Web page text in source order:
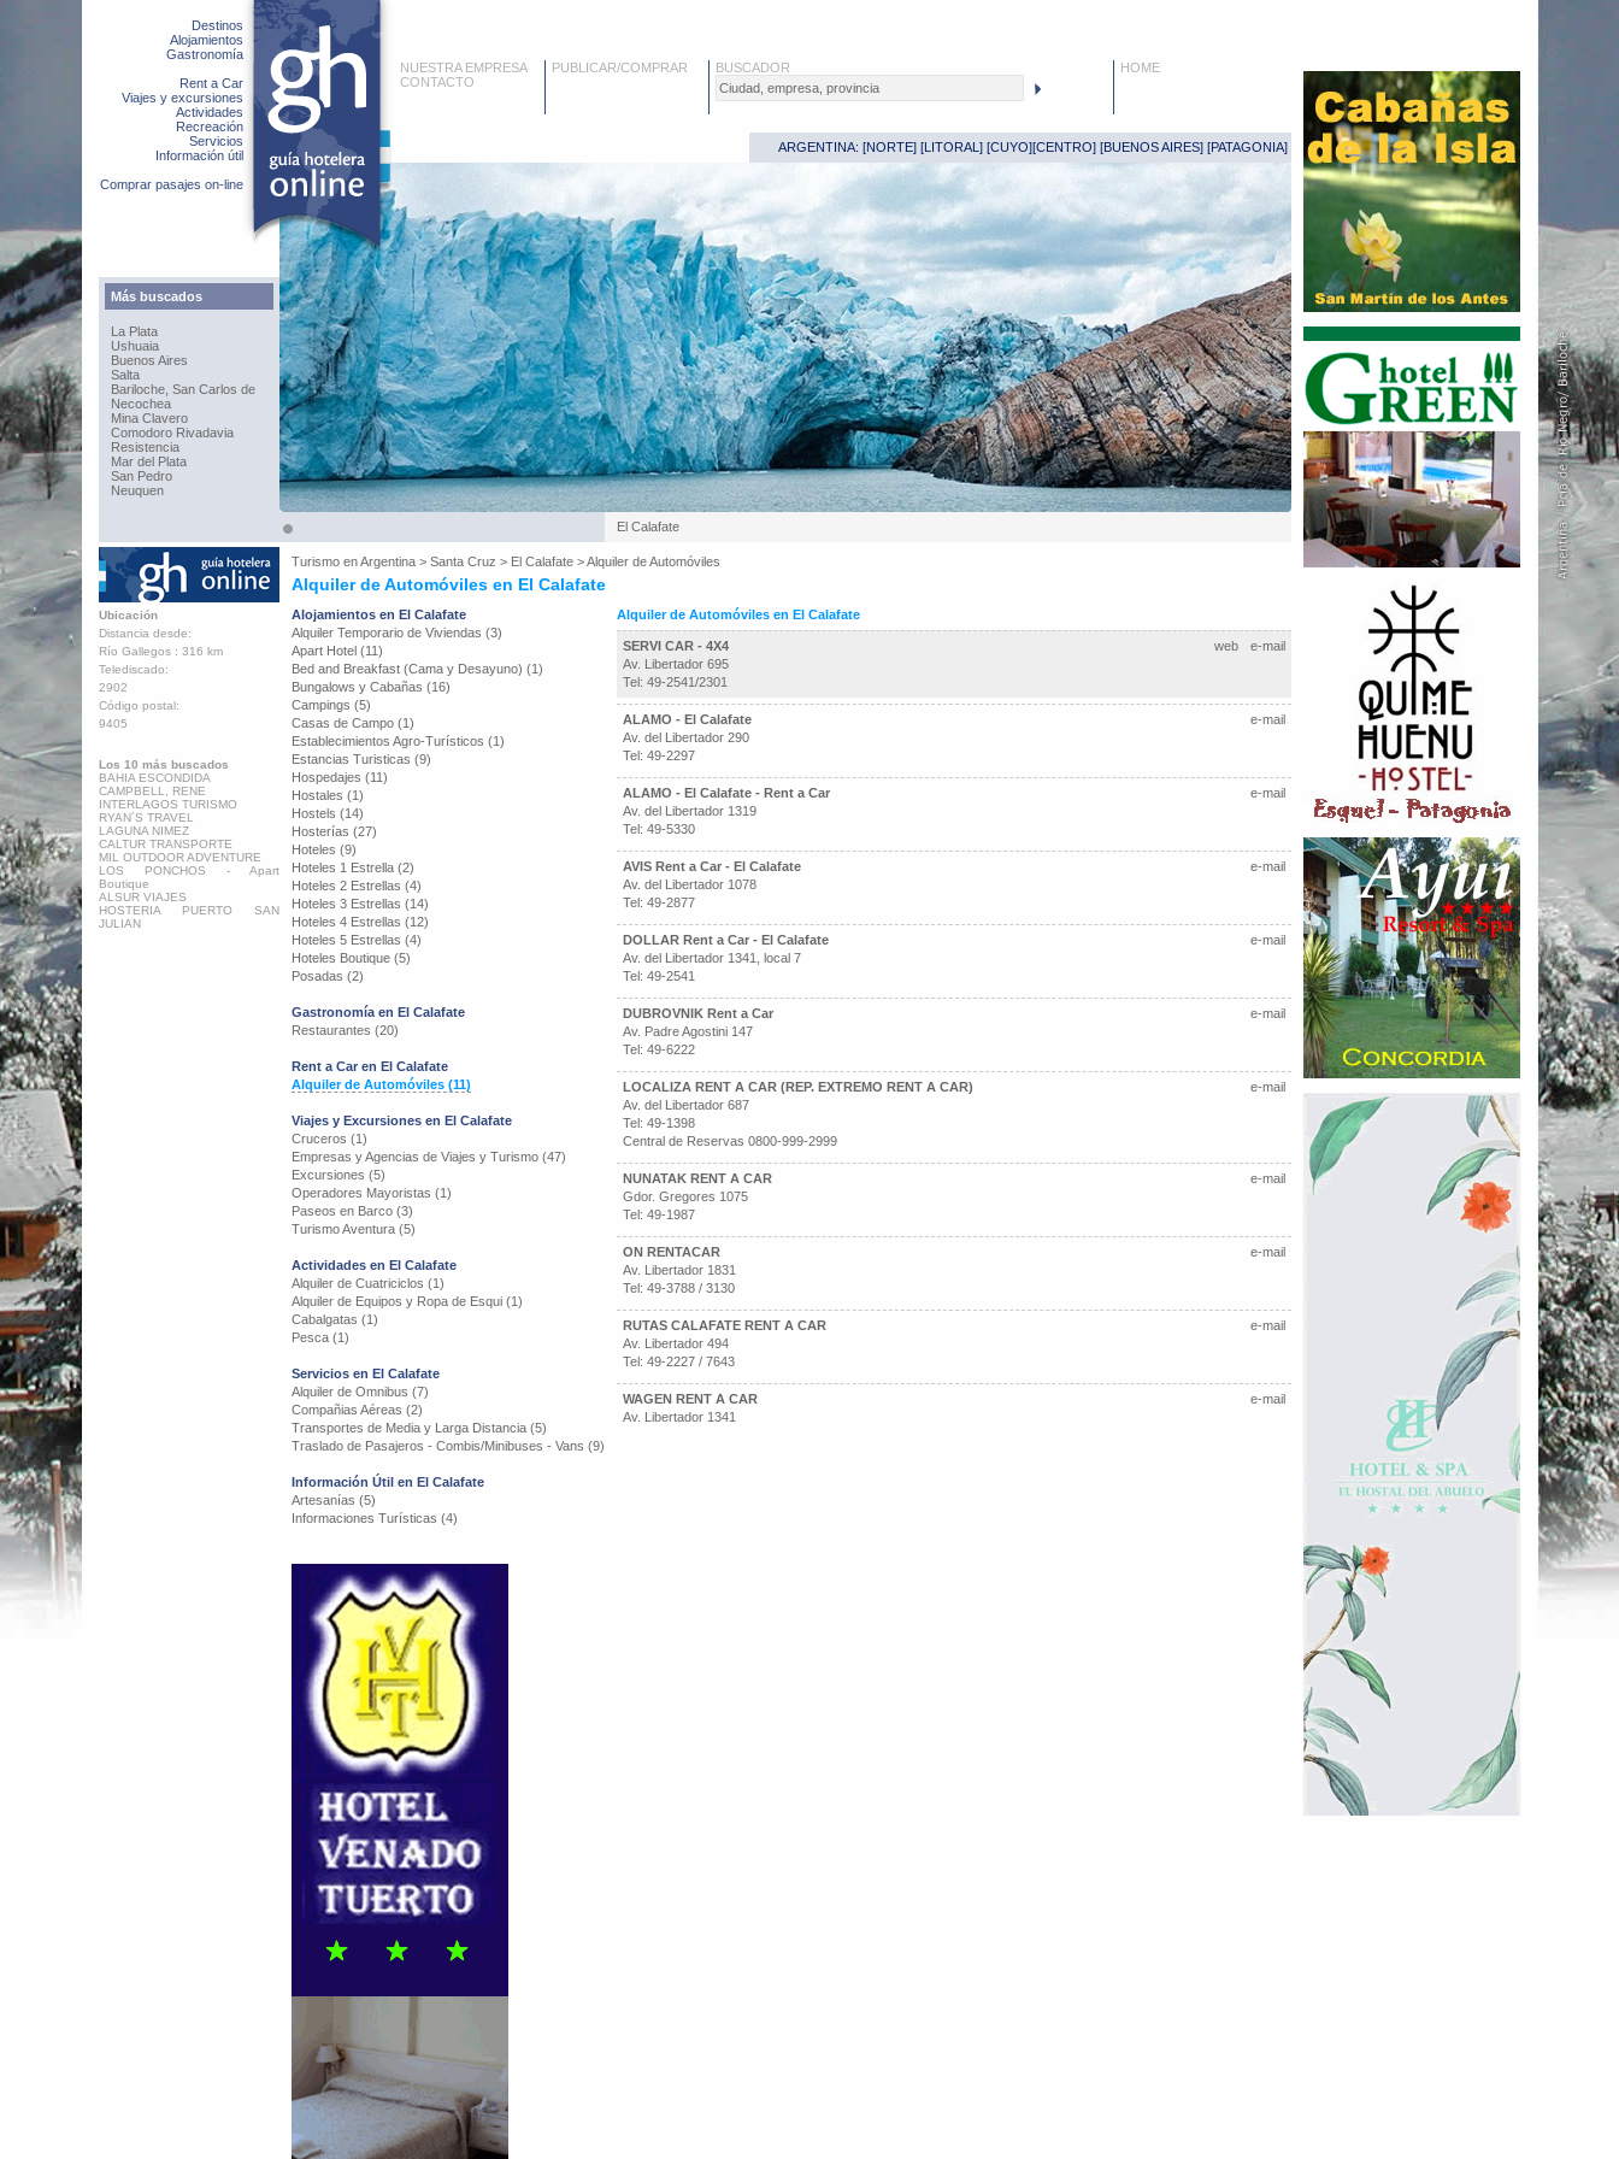
Destinos
Alojamientos
Gastronomía
Rent a Car
Viajes y excursiones
Actividades
Recreación
Servicios
Información útil
Comprar pasajes on-line
Más buscados
La Plata
Ushuaia
Buenos Aires
Salta
Bariloche, San Carlos de
Necochea
Mina Clavero
Comodoro Rivadavia
Resistencia
Mar del Plata
San Pedro
Neuquen
NUESTRA EMPRESA
CONTACTO
PUBLICAR/COMPRAR BUSCADOR HOME
ARGENTINA: [NORTE] [LITORAL ] [CUYO][CENTRO] [BUENOS AIRES] [PATAGONIA]
El Calafate
Turismo enArgentina > Santa Cruz > El Calafate >Alquiler de Automóviles
Alquiler de Automóviles en El Calafate
Ubicación
Distancia desde:
Río Gallegos : 316 km
Telediscado:
2902
Código postal:
9405
Los 10 más buscados
BAHIA ESCONDIDA
CAMPBELL, RENE
INTERLAGOS TURISMO
RYAN´S TRAVEL
LAGUNA NIMEZ
CALTUR TRANSPORTE
MIL OUTDOOR ADVENTURE
LOS PONCHOS - Apart
Boutique
ALSUR VIAJES
HOSTERIA PUERTO SAN
JULIAN
Alojamientos en El Calafate
Alquiler Temporario de Viviendas (3)
Apart Hotel (11)
Bed and Breakfast (Cama y Desayuno) (1)
Bungalows y Cabañas (16)
Campings (5)
Casas de Campo (1)
Establecimientos Agro-Turísticos (1)
Estancias Turisticas (9)
Hospedajes (11)
Hostales (1)
Hostels (14)
Hosterías (27)
Hoteles (9)
Hoteles 1 Estrella (2)
Hoteles 2 Estrellas (4)
Hoteles 3 Estrellas (14)
Hoteles 4 Estrellas (12)
Hoteles 5 Estrellas (4)
Hoteles Boutique (5)
Posadas (2)
Gastronomía en El Calafate
Restaurantes (20)
Rent a Car en El Calafate
Alquiler de Automóviles (11)
Viajes y Excursiones en El Calafate
Cruceros (1)
Empresas y Agencias de Viajes y Turismo (47)
Excursiones (5)
Operadores Mayoristas (1)
Paseos en Barco (3)
Turismo Aventura (5)
Actividades en El Calafate
Alquiler de Cuatriciclos (1)
Alquiler de Equipos y Ropa de Esqui (1)
Cabalgatas (1)
Pesca (1)
Servicios en El Calafate
Alquiler de Omnibus (7)
Compañias Aéreas (2)
Transportes de Media y Larga Distancia (5)
Traslado de Pasajeros - Combis/Minibuses - Vans (9)
Información Útil en El Calafate
Artesanías (5)
Informaciones Turísticas (4)
Alquiler de Automóviles en El Calafate
e-mail
web
SERVI CAR - 4X4
Av. Libertador 695
Tel: 49-2541/2301
e-mail
ALAMO - El Calafate
Av. del Libertador 290
Tel: 49-2297
e-mail
ALAMO - El Calafate - Rent a Car
Av. del Libertador 1319
Tel: 49-5330
e-mail
AVIS Rent a Car - El Calafate
Av. del Libertador 1078
Tel: 49-2877
e-mail
DOLLAR Rent a Car - El Calafate
Av. del Libertador 1341, local 7
Tel: 49-2541
e-mail
DUBROVNIK Rent a Car
Av. Padre Agostini 147
Tel: 49-6222
e-mail
LOCALIZA RENT A CAR (REP. EXTREMO RENT A CAR)
Av. del Libertador 687
Tel: 49-1398
Central de Reservas 0800-999-2999
e-mail
NUNATAK RENT A CAR
Gdor. Gregores 1075
Tel: 49-1987
e-mail
ON RENTACAR
Av. Libertador 1831
Tel: 49-3788 / 3130
e-mail
RUTAS CALAFATE RENT A CAR
Av. Libertador 494
Tel: 49-2227 / 7643
e-mail
WAGEN RENT A CAR
Av. Libertador 1341